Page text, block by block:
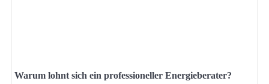
Warum lohnt sich ein professioneller Energieberater?